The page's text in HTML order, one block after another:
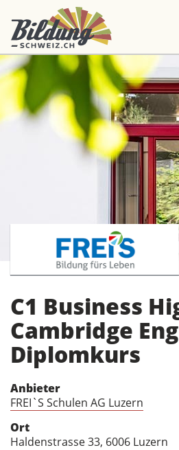
C1 Business
Cambridge
Diplomkurs
Anbieter
FREI`S Schulen AG Luzern
Ort
Haldenstrasse 33, 6006 Luzern